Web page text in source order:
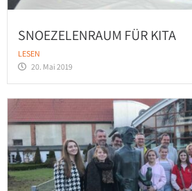
SNOEZELENRAUM FÜR KITA
LESEN
20. Mai 2019